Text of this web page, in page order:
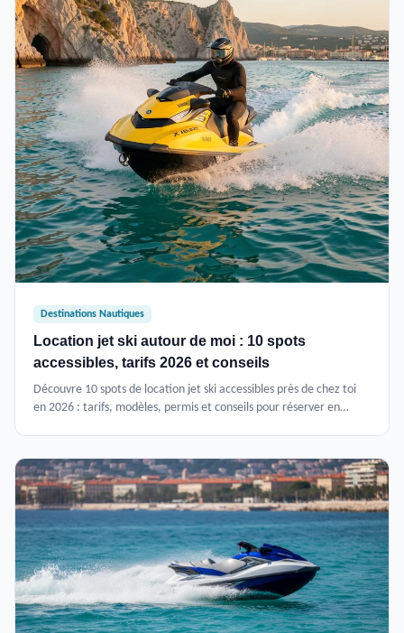
Destinations Nautiques
Location jet ski autour de moi : 10 spots
accessibles, tarifs 2026 et conseils
Découvre 10 spots de location jet ski accessibles près de chez toi
en 2026 : tarifs, modèles, permis et conseils pour réserver en